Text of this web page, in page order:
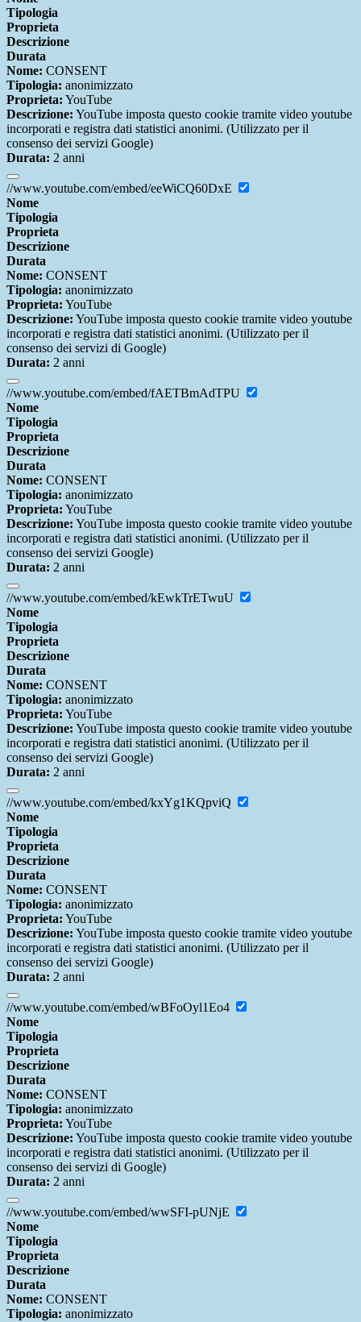
Tipologia
Proprieta
Descrizione
Durata
Nome: CONSENT
Tipologia: anonimizzato
Proprieta: YouTube
Descrizione: YouTube imposta questo cookie tramite video youtube
incorporati e registra dati statistici anonimi. (Utilizzato per il
consenso dei servizi Google)
Durata: 2 anni
//www.youtube.com/embed/eeWiCQ60DxE
Nome
Tipologia
Proprieta
Descrizione
Durata
Nome: CONSENT
Tipologia: anonimizzato
Proprieta: YouTube
Descrizione: YouTube imposta questo cookie tramite video youtube
incorporati e registra dati statistici anonimi. (Utilizzato per il
consenso dei servizi di Google)
Durata: 2 anni
//www.youtube.com/embed/fAETBmAdTPU
Nome
Tipologia
Proprieta
Descrizione
Durata
Nome: CONSENT
Tipologia: anonimizzato
Proprieta: YouTube
Descrizione: YouTube imposta questo cookie tramite video youtube
incorporati e registra dati statistici anonimi. (Utilizzato per il
consenso dei servizi Google)
Durata: 2 anni
//www.youtube.com/embed/kEwkTrETwuU
Nome
Tipologia
Proprieta
Descrizione
Durata
Nome: CONSENT
Tipologia: anonimizzato
Proprieta: YouTube
Descrizione: YouTube imposta questo cookie tramite video youtube
incorporati e registra dati statistici anonimi. (Utilizzato per il
consenso dei servizi Google)
Durata: 2 anni
//www.youtube.com/embed/kxYg1KQpviQ
Nome
Tipologia
Proprieta
Descrizione
Durata
Nome: CONSENT
Tipologia: anonimizzato
Proprieta: YouTube
Descrizione: YouTube imposta questo cookie tramite video youtube
incorporati e registra dati statistici anonimi. (Utilizzato per il
consenso dei servizi Google)
Durata: 2 anni
//www.youtube.com/embed/wBFoOyl1Eo4
Nome
Tipologia
Proprieta
Descrizione
Durata
Nome: CONSENT
Tipologia: anonimizzato
Proprieta: YouTube
Descrizione: YouTube imposta questo cookie tramite video youtube
incorporati e registra dati statistici anonimi. (Utilizzato per il
consenso dei servizi di Google)
Durata: 2 anni
//www.youtube.com/embed/wwSFI-pUNjE
Nome
Tipologia
Proprieta
Descrizione
Durata
Nome: CONSENT
Tipologia: anonimizzato